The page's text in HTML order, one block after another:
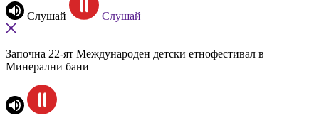
Слушай Слушай
Започна 22-ят Международен детски етнофестивал в
Минерални бани